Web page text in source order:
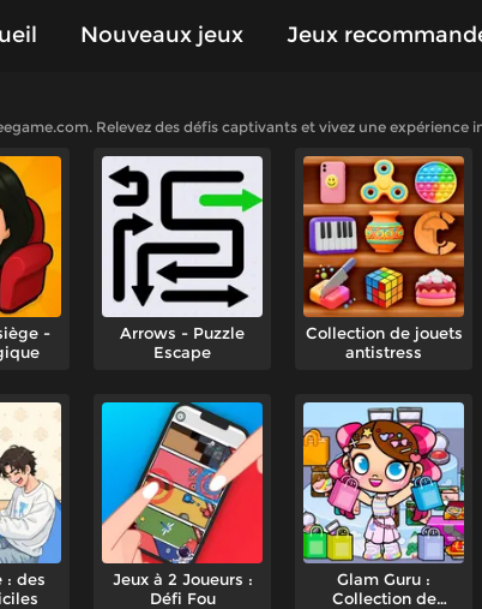
Nouveaux jeux Jeux
Relevez des défis captivants et vivez une expérience
-
Arrows - Puzzle
Escape
Collection de jouets
antistress
: des
Jeux à 2 Joueurs :
Défi Fou
Glam Guru :
Collection de